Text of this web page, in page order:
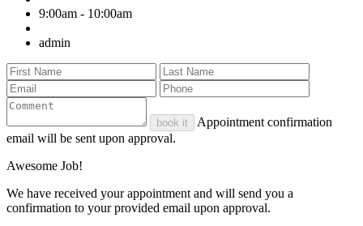
9:00am - 10:00am
admin
book it
Appointment confirmation
email will be sent upon approval.
Awesome Job!
We have received your appointment and will send you a
confirmation to your provided email upon approval.